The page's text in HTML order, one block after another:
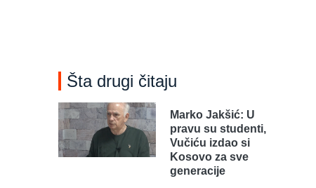
Šta drugi čitaju
Marko Jakšić: U
pravu su studenti,
Vučiću izdao si
Kosovo za sve
generacije